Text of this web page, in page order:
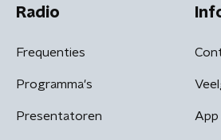
Radio
Frequenties
Programma's
Presentatoren